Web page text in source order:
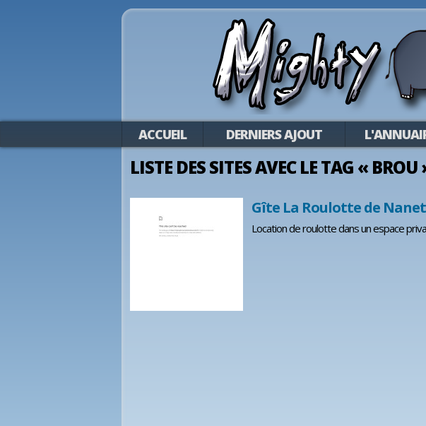
ACCUEIL DERNIERS AJOUT
LISTE DES SITES AVEC LE TAG « BROU
Gîte La Roulotte de
Location de roulotte dans un espace